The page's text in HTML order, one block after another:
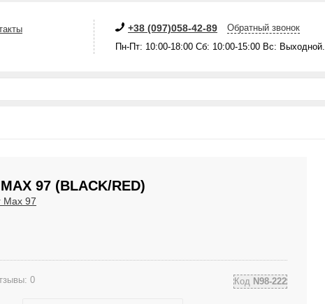
+38 (097)058-42-89
Обратный звонок
Пн-Пт: 10:00-18:00 Сб: 10:00-15:00 Вс: Выходной.
97 (BLACK/RED)
Max 97
0 Код N98-222